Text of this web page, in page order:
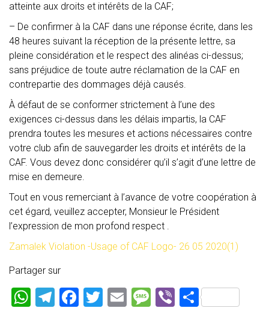
atteinte aux droits et intérêts de la CAF;
– De confirmer à la CAF dans une réponse écrite, dans les
48 heures suivant la réception de la présente lettre, sa
pleine considération et le respect des alinéas ci-dessus;
sans préjudice de toute autre réclamation de la CAF en
contrepartie des dommages déjà causés.
À défaut de se conformer strictement à l’une des
exigences ci-dessus dans les délais impartis, la CAF
prendra toutes les mesures et actions nécessaires contre
votre club afin de sauvegarder les droits et intérêts de la
CAF. Vous devez donc considérer qu’il s’agit d’une lettre de
mise en demeure.
Tout en vous remerciant à l’avance de votre coopération à
cet égard, veuillez accepter, Monsieur le Président
l’expression de mon profond respect .
Zamalek Violation -Usage of CAF Logo- 26 05 2020(1)
Partager sur
W T
F
T
E
M Vi P